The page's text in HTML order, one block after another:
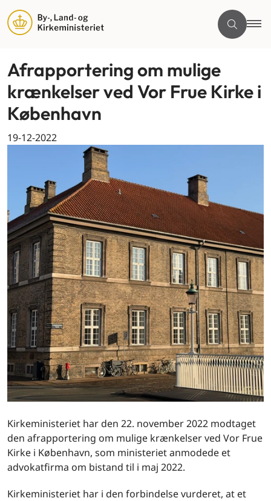
Afrapportering om mulige
krænkelser ved Vor Frue Kirke i
København
19-12-2022
Kirkeministeriet har den 22. november 2022 modtaget
den afrapportering om mulige krænkelser ved Vor Frue
Kirke i København, som ministeriet anmodede et
advokatfirma om bistand til i maj 2022.
Kirkeministeriet har i den forbindelse vurderet, at et